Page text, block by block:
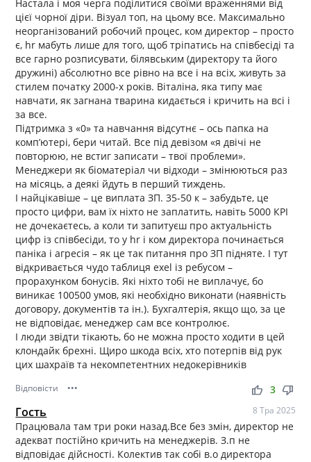
Настала і моя черга поділитися своїми враженнями від
цієї чорної діри. Візуал топ, на цьому все. Максимально
неорганізований робочий процес, ком директор – просто
є, hr мабуть лише для того, щоб тріпатись на співбесіді та
все гарно розписувати, білявським (директору та його
дружині) абсолютно все рівно на все і на всіх, живуть за
стилем початку 2000-х років. Віталіна, яка типу має
навчати, як загнана тварина кидається і кричить на всі і
за все.
Підтримка з «0» та навчання відсутнє – ось папка на
комп’ютері, бери читай. Все під девізом «я двічі не
повторюю, не встиг записати – твої проблеми».
Менеджери як біоматеріал чи відходи – змінюються раз
на місяць, а деякі йдуть в перший тиждень.
І найцікавіше – це виплата ЗП. 35-50 к – забудьте, це
просто цифри, вам їх ніхто не заплатить, навіть 5000 КРІ
не дочекаєтесь, а коли ти запитуєш про актуальність
цифр із співбесіди, то у hr і ком директора починається
паніка і агресія – як це так питання про ЗП підняте. І тут
відкривається чудо таблиця exel із ребусом –
прорахунком бонусів. Які ніхто тобі не виплачує, бо
виникає 100500 умов, які необхідно виконати (наявність
договору, документів та ін.). Бухгалтерія, якщо що, за це
не відповідає, менеджер сам все контролює.
І люди звідти тікають, бо не можна просто ходити в цей
клондайк брехні. Щиро шкода всіх, хто потерпів від рук
цих шахраїв та некомпетентних недокерівників
Відповісти ••• thumb_up thumb_down
3
Гость 8 Тра 2025
Працювала там три роки назад.Все без змін, директор не
адекват постійно кричить на менеджерів. З.п не
відповідає дійсності. Колектив так собі в.о директора